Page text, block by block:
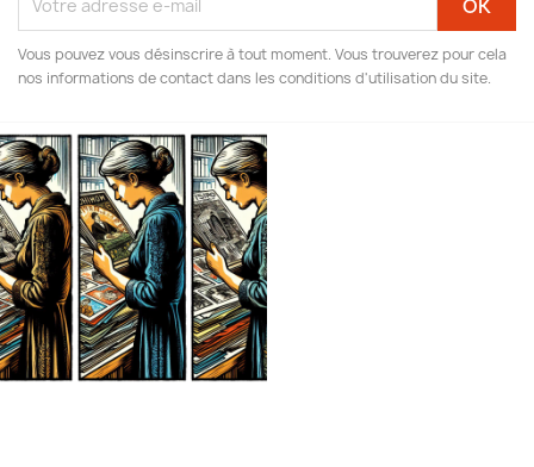
Vous pouvez vous désinscrire à tout moment. Vous trouverez pour cela
nos informations de contact dans les conditions d'utilisation du site.